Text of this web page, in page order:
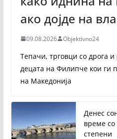
ако дојде на
09.08.2026 Objektivno24
Тепачи, трговци со дрога
децата на Филипче кои ги
на Македонија
Денес
време со
степени